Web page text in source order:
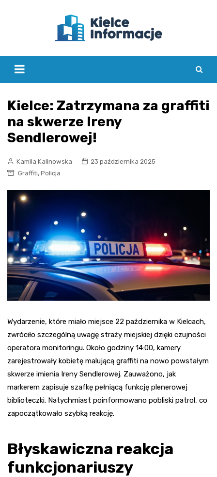
Kielce: Zatrzymana za graffiti
na skwerze Ireny
Sendlerowej!
Kamila Kalinowska
23 października 2025
Graffiti, Policja
Wydarzenie, które miało miejsce 22 października w Kielcach,
zwróciło szczególną uwagę straży miejskiej dzięki czujności
operatora monitoringu. Około godziny 14:00, kamery
zarejestrowały kobietę malującą graffiti na nowo powstałym
skwerze imienia Ireny Sendlerowej. Zauważono, jak
markerem zapisuje szafkę pełniącą funkcję plenerowej
biblioteczki. Natychmiast poinformowano pobliski patrol, co
zapoczątkowało szybką reakcję.
Błyskawiczna reakcja
funkcjonariuszy